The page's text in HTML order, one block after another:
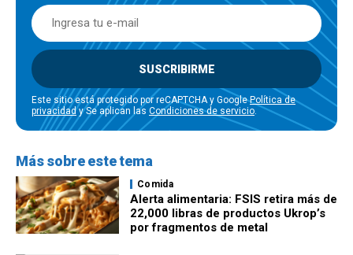
SUSCRIBIRME
Este sitio está protegido por reCAPTCHA y GooglePolítica de
privacidady Se aplican las Condiciones de servicio
Más sobre este tema
Comida
Alerta alimentaria: FSIS retira más de
22,000 libras de productos Ukrop’s
por fragmentos de metal